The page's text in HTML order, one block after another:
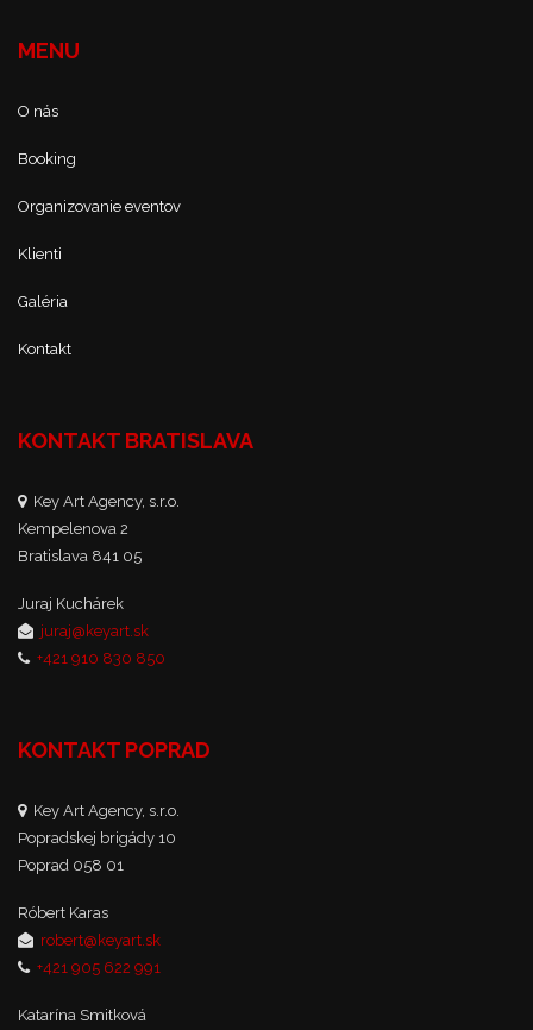
MENU
O nás
Booking
Organizovanie eventov
Klienti
Galéria
Kontakt
KONTAKT BRATISLAVA
Key Art Agency, s.r.o.
Kempelenova 2
Bratislava 841 05
Juraj Kuchárek
juraj@keyart.sk
+421 910 830 850
KONTAKT POPRAD
Key Art Agency, s.r.o.
Popradskej brigády 10
Poprad 058 01
Róbert Karas
robert@keyart.sk
+421 905 622 991
Katarína Smitková